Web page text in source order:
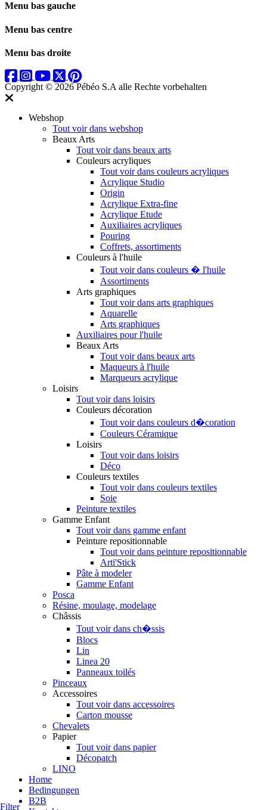
Filter
Menu bas gauche
Menu bas centre
Menu bas droite
Copyright © 2026 Pébéo S.A alle Rechte vorbehalten
Webshop
Tout voir dans webshop
Beaux Arts
Tout voir dans beaux arts
Couleurs acryliques
Tout voir dans couleurs acryliques
Acrylique Studio
Origin
Acrylique Extra-fine
Acrylique Etude
Auxiliaires acryliques
Pouring
Coffrets, assortiments
Couleurs à l'huile
Tout voir dans couleurs � l'huile
Assortiments
Arts graphiques
Tout voir dans arts graphiques
Aquarelle
Arts graphiques
Auxiliaires pour l'huile
Beaux Arts
Tout voir dans beaux arts
Maqueurs à l'huile
Marqueurs acrylique
Loisirs
Tout voir dans loisirs
Couleurs décoration
Tout voir dans couleurs d�coration
Couleurs Céramique
Loisirs
Tout voir dans loisirs
Déco
Couleurs textiles
Tout voir dans couleurs textiles
Soie
Peinture textiles
Gamme Enfant
Tout voir dans gamme enfant
Peinture repositionnable
Tout voir dans peinture repositionnable
Arti'Stick
Pâte à modeler
Gamme Enfant
Posca
Résine, moulage, modelage
Châssis
Tout voir dans ch�ssis
Blocs
Lin
Linea 20
Panneaux toilés
Pinceaux
Accessoires
Tout voir dans accessoires
Carton mousse
Chevalets
Papier
Tout voir dans papier
Décopatch
LINO
Home
Bedingungen
B2B